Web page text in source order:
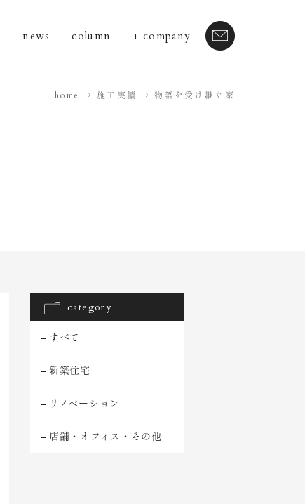
news column company
home 施工実績 物語を受け継ぐ家
category
すべて
新築住宅
リノベーション
店舗・オフィス・その他